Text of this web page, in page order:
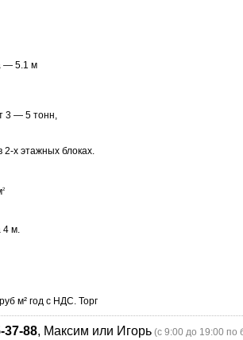
— 5.1 м
3 — 5 тонн,
х этажных блоках.
2
4 м.
м² год с НДС. Торг
37-88, Максим или Игорь (с 9:00 до 19:00 по